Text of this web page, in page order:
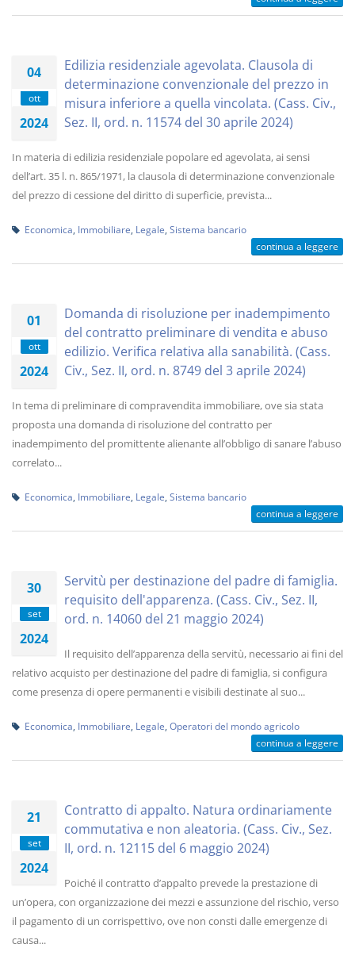
04
ott
2024
Edilizia residenziale agevolata. Clausola di
determinazione convenzionale del prezzo in
misura inferiore a quella vincolata. (Cass. Civ.,
Sez. II, ord. n. 11574 del 30 aprile 2024)
In materia di edilizia residenziale popolare ed agevolata, ai sensi
dell’art. 35 l. n. 865/1971, la clausola di determinazione convenzionale
del prezzo di cessione del diritto di superficie, prevista...
Economica Immobiliare Legale Sistema bancario
continua a leggere
01
ott
2024
Domanda di risoluzione per inadempimento
del contratto preliminare di vendita e abuso
edilizio. Verifica relativa alla sanabilità. (Cass.
Civ., Sez. II, ord. n. 8749 del 3 aprile 2024)
In tema di preliminare di compravendita immobiliare, ove sia stata
proposta una domanda di risoluzione del contratto per
inadempimento del promittente alienante all’obbligo di sanare l’abuso
correlato...
Economica Immobiliare Legale Sistema bancario
continua a leggere
30
set
2024
Servitù per destinazione del padre di famiglia.
requisito dell'apparenza. (Cass. Civ., Sez. II,
ord. n. 14060 del 21 maggio 2024)
Il requisito dell’apparenza della servitù, necessario ai fini del
relativo acquisto per destinazione del padre di famiglia, si configura
come presenza di opere permanenti e visibili destinate al suo...
Economica Immobiliare Legale Operatori del mondo agricolo
continua a leggere
21
set
2024
Contratto di appalto. Natura ordinariamente
commutativa e non aleatoria. (Cass. Civ., Sez.
II, ord. n. 12115 del 6 maggio 2024)
Poiché il contratto d’appalto prevede la prestazione di
un’opera, con organizzazione dei mezzi e assunzione del rischio, verso
il pagamento di un corrispettivo, ove non consti dalle emergenze di
causa...